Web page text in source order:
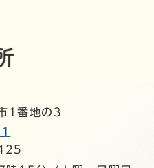
1番地の3